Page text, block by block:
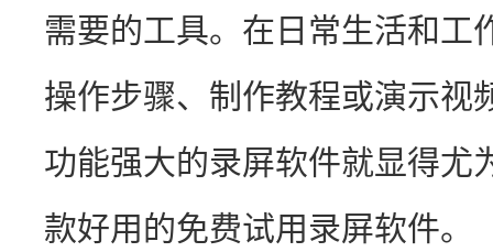
需要的工具。在日常生活和工
操作步骤、制作教程或演示视
功能强大的录屏软件就显得尤
款好用的免费试用录屏软件。